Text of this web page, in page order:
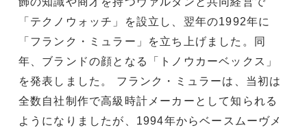
「テクノウォッチ」を設立し、翌年の1992年に
「フランク・ミュラー」を立ち上げました。同
年、ブランドの顔となる「トノウカーベックス」
を発表しました。 フランク・ミュラーは、当初は
全数自社制作で高級時計メーカーとして知られる
ようになりましたが、1994年からベースムーヴメ